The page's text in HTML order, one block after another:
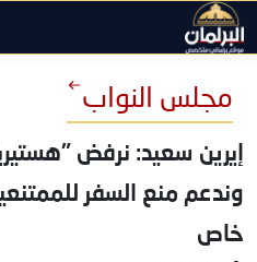
مجلس النواب
إيرين سعيد: نرفض
وندعم منع السفر
خاص